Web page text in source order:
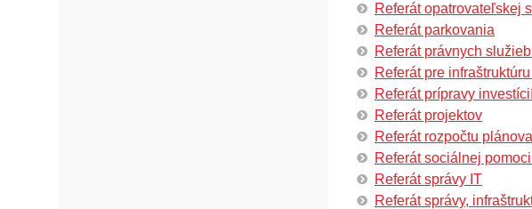
Referát opatrovateľskej
Referát parkovania
Referát právnych
Referát pre
Referát prípravy
Referát projektov
Referát rozpočtu
Referát sociálnej
Referát správy IT
Referát správy,